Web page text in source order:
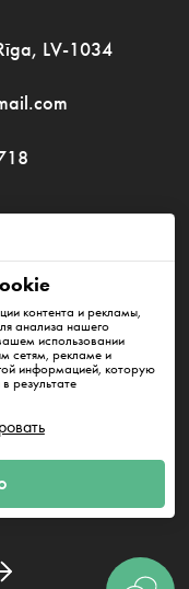
контента и рекламы,
анализа нашего
использовании
сетям, рекламе и
информацией, которую
результате
LV-1034
приватности
cookie
LV-1034. Pasūtījumu
laiks: 8:00 - 17:00